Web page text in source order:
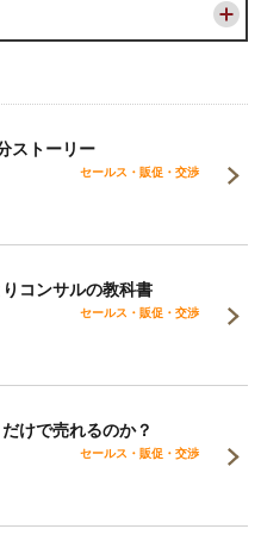
ストーリー
セールス・販促・交渉
コンサルの教科書
セールス・販促・交渉
けで売れるのか？
セールス・販促・交渉